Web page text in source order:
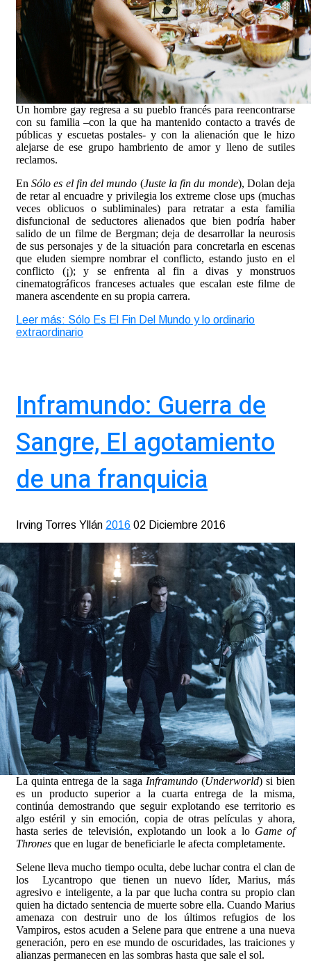
Un hombre gay regresa a su pueblo francés para reencontrarse
con su familia –con la que ha mantenido contacto a través de
públicas y escuetas postales- y con la alienación que le hizo
alejarse de ese grupo hambriento de amor y lleno de sutiles
reclamos.
EnSólo es el fin del mundo (Juste la fin du monde), Dolan deja
de retar al encuadre y privilegia los extreme close ups (muchas
veces oblicuos o subliminales) para retratar a esta familia
disfuncional de seductores alienados que bien podría haber
salido de un filme de Bergman; deja de desarrollar la neurosis
de sus personajes y de la situación para concretarla en escenas
que eluden siempre nombrar el conflicto, estando justo en el
conflicto (¡); y se enfrenta al fin a divas y monstruos
cinematográficos franceses actuales que escalan este filme de
manera ascendente en su propia carrera.
Leer más: Sólo Es El Fin Del Mundo y lo ordinario
extraordinario
Inframundo: Guerra de
Sangre, El agotamiento
de una franquicia
Irving Torres Yllán 2016 02 Diciembre 2016
La quinta entrega de la saga Inframundo(Underworld) si bien
es un producto superior a la cuarta entrega de la misma,
continúa demostrando que seguir explotando ese territorio es
algo estéril y sin emoción, copia de otras películas y ahora,
hasta series de televisión, explotando un look a lo Game of
Thrones que en lugar de beneficiarle le afecta completamente.
Selene lleva mucho tiempo oculta, debe luchar contra el clan de
los Lycantropo que tienen un nuevo líder, Marius, más
agresivo e inteligente, a la par que lucha contra su propio clan
quien ha dictado sentencia de muerte sobre ella. Cuando Marius
amenaza con destruir uno de los últimos refugios de los
Vampiros, estos acuden a Selene para que entrene a una nueva
generación, pero en ese mundo de oscuridades, las traiciones y
alianzas permanecen en las sombras hasta que sale el sol.